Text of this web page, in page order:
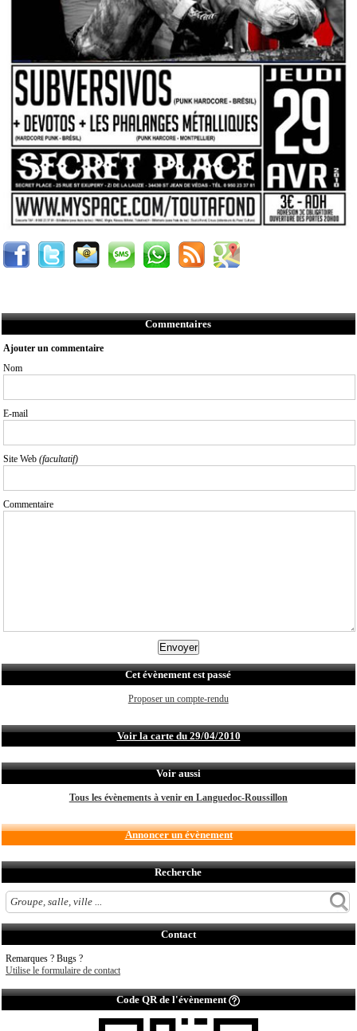
Commentaires
Ajouter un commentaire
Nom
E-mail
Site Web (facultatif)
Commentaire
Cet évènement est passé
Proposer un compte-rendu
Voir la carte du 29/04/2010
Voir aussi
Tous les évènements à venir en Languedoc-Roussillon
Annoncer un évènement
Recherche
Contact
Remarques ? Bugs ?
Utilise le formulaire de contact
Code QR de l'évènement